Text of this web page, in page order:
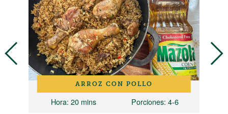
ARROZ CON POLLO
Hora: 20 mins Porciones: 4-6